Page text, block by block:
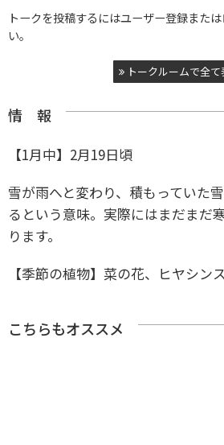
トークを投稿するにはユーザー登録また
い。
トークルームで全て
情 報
【1月中】2月19日頃
雪が雨へと変わり、積もっていた
るという意味。実際にはまだまだ
ります。
【季節の植物】菜の花、ヒヤシン
こちらもオススメ